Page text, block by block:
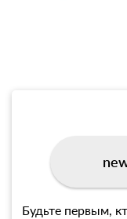
Будьте первым,